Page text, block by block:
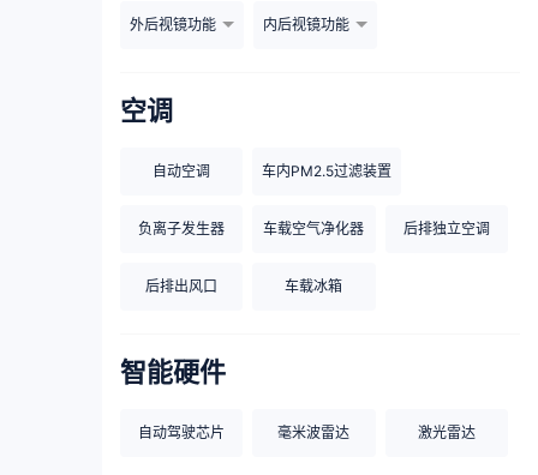
外后视镜功能 内后视镜功能
空调
自动空调 车内PM2.5过滤装置
负离子发生器 车载空气净化器 后排独立空调
后排出风口 车载冰箱
智能硬件
自动驾驶芯片 毫米波雷达 激光雷达